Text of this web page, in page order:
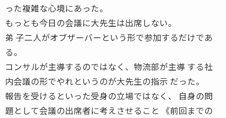
った複雑な心境にあった。
もっとも今日の会議に大先生は出席しない。
弟 子二人がオブザーバーという形で参加するだけであ
る。
コンサルが主導するのではなく、物流部が主導 する社
内会議の形でやれというのが大先生の指示 だった。
報告を受けるといった受身の立場ではなく、 自身の問
題として会議の出席者に考えさせること 《前回までの